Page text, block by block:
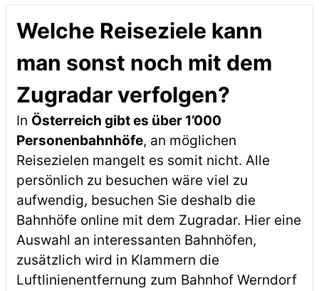
Welche Reiseziele kann
man sonst noch mit dem
Zugradar verfolgen?
In Österreich gibt es über 1’000
Personenbahnhöfe, an möglichen
Reisezielen mangelt es somit nicht. Alle
persönlich zu besuchen wäre viel zu
aufwendig, besuchen Sie deshalb die
Bahnhöfe online mit dem Zugradar. Hier eine
Auswahl an interessanten Bahnhöfen,
zusätzlich wird in Klammern die
Luftlinienentfernung zum Bahnhof Werndorf